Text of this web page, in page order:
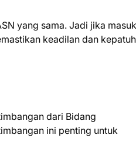
yang sama. Jadi jika masuk
keadilan dan
dari Bidang
ini penting untuk